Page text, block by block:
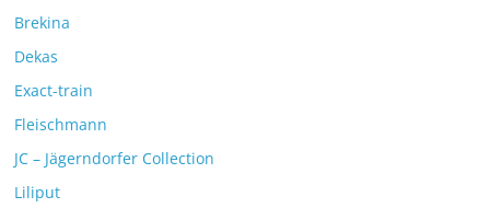
Brekina
Dekas
Exact-train
Fleischmann
JC – Jägerndorfer Collection
Liliput